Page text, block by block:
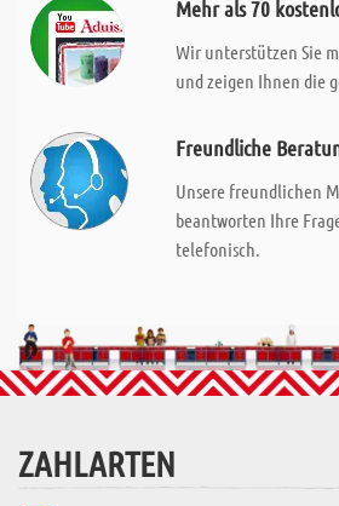
Mehr als 70
Wir unterstützen Sie
und zeigen Ihnen die
Freundliche
Unsere freundlichen
beantworten Ihre
telefonisch.
ZAHLARTEN